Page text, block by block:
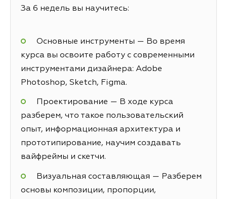
За 6 недель вы научитесь:
Основные инструменты — Во время
курса вы освоите работу с современными
инструментами дизайнера: Adobe
Photoshop, Sketch, Figma.
Проектирование — В ходе курса
разберем, что такое пользовательский
опыт, информационная архитектура и
прототипирование, научим создавать
вайфреймы и скетчи.
Визуальная составляющая — Разберем
основы композиции, пропорции,